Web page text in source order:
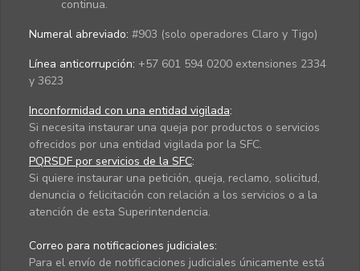
continua.
Numeral abreviado: #903 (solo operadores Claro y Tigo)
Línea anticorrupción: +57 601 594 0200 extensiones 2334
y 3623
Inconformidad con una entidad vigilada:
Si necesita instaurar una queja por productos o servicios
ofrecidos por una entidad vigilada por la SFC.
PQRSDF por servicios de la SFC:
Si quiere instaurar una petición, queja, reclamo, solicitud,
denuncia o felicitación con relación a los servicios o a la
atención de esta Superintendencia.
Correo para notificaciones judiciales:
Para el envío de notificaciones judiciales únicamente está